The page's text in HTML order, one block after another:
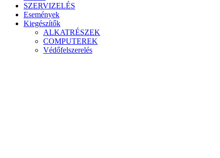
SZERVIZELÉS
Események
Kiegészítők
ALKATRÉSZEK
COMPUTEREK
Védőfelszerelés